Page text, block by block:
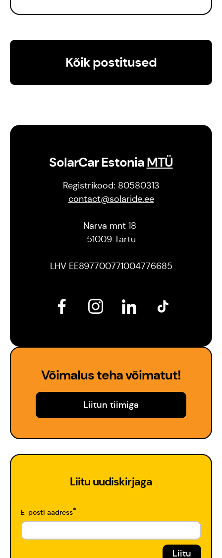
Est
Eng
Kõik postitused
SolarCar EstoniaMTÜ
Registrikood: 80580313
contact@solaride.ee
Narva mnt 18
51009 Tartu
LHV EE897700771004776685
Võimalus teha võimatut!
Liitun tiimiga
Liitu uudiskirjaga
E-posti aadress*